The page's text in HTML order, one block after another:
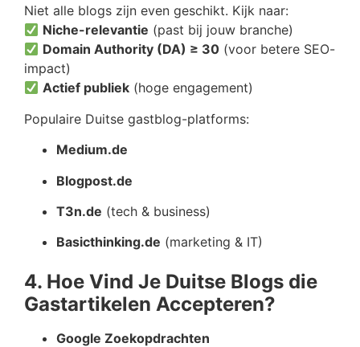
Niet alle blogs zijn even geschikt. Kijk naar:
Niche-relevantie (past bij jouw branche)
Domain Authority (DA) ≥ 30 (voor betere SEO-
impact)
Actief publiek (hoge engagement)
Populaire Duitse gastblog-platforms:
Medium.de
Blogpost.de
T3n.de (tech & business)
Basicthinking.de (marketing & IT)
4. Hoe Vind Je Duitse Blogs die
Gastartikelen Accepteren?
Google Zoekopdrachten